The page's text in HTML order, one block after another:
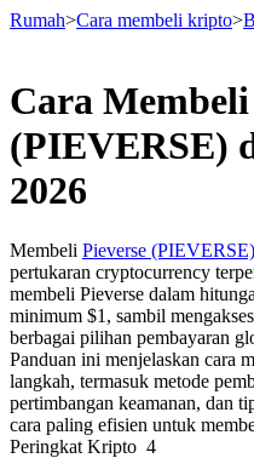
Berjangka
USDT Berjangka
Kontrak berjangka
Rumah>Cara membeli kripto>
Cara Membeli
(PIEVERSE)
2026
Membeli Pieverse (PIEVERSE)
pertukaran cryptocurrency
membeli Pieverse dalam
minimum $1, sambil
berbagai pilihan pembayaran
Panduan ini menjelaskan cara
langkah, termasuk metode
pertimbangan keamanan, dan
cara paling efisien untuk
Peringkat Kripto 4